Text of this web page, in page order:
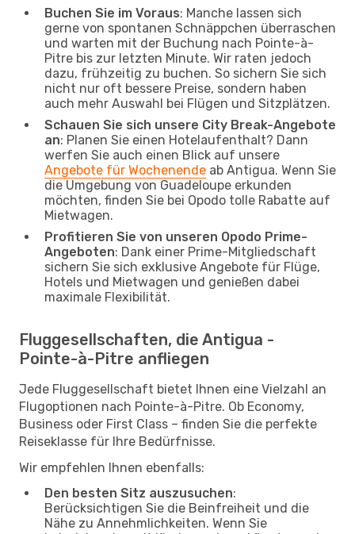
Buchen Sie im Voraus: Manche lassen sich
gerne von spontanen Schnäppchen überraschen
und warten mit der Buchung nach Pointe-à-
Pitre bis zur letzten Minute. Wir raten jedoch
dazu, frühzeitig zu buchen. So sichern Sie sich
nicht nur oft bessere Preise, sondern haben
auch mehr Auswahl bei Flügen und Sitzplätzen.
Schauen Sie sich unsere City Break-Angebote
an: Planen Sie einen Hotelaufenthalt? Dann
werfen Sie auch einen Blick auf unsere
Angebote für Wochenende ab Antigua. Wenn Sie
die Umgebung von Guadeloupe erkunden
möchten, finden Sie bei Opodo tolle Rabatte auf
Mietwagen.
Profitieren Sie von unseren Opodo Prime-
Angeboten: Dank einer Prime-Mitgliedschaft
sichern Sie sich exklusive Angebote für Flüge,
Hotels und Mietwagen und genießen dabei
maximale Flexibilität.
Fluggesellschaften, die Antigua -
Pointe-à-Pitre anfliegen
Jede Fluggesellschaft bietet Ihnen eine Vielzahl an
Flugoptionen nach Pointe-à-Pitre. Ob Economy,
Business oder First Class – finden Sie die perfekte
Reiseklasse für Ihre Bedürfnisse.
Wir empfehlen Ihnen ebenfalls:
Den besten Sitz auszusuchen:
Berücksichtigen Sie die Beinfreiheit und die
Nähe zu Annehmlichkeiten. Wenn Sie